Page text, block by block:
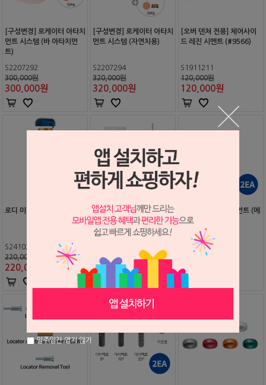
[구성변경] 로케이터 아타치
먼트 시스템 (바 아타치먼
트)
S2207292
300,000원
300,000원
[구성변경] 로케이터 아타치
먼트 시스템 (자연치용)
S2207294
320,000원
320,000원
[오버 덴쳐 전용] 체어사이
드 레진 시멘트 (#9566)
S1911211
120,000원
120,000원
로디 미니 임플란트
S2410220
220,000원
220,000
로케이터 바 아타치먼트용
드라이버 & 툴
20,000원
19,000원
로케이터 바 어버트먼트 (메
탈 캐스팅용)
S2207284
240,000원
240,000
일주일간 열지 않기